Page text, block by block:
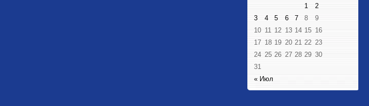
« Июл
1
2
3
4 5 6 7 8
9
10 11 12 13 14 15 16
17 18 19 20 21 22 23
24 25 26 27 28 29 30
31